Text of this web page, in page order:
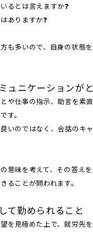
るとは言えますか❓
ありますか❓
も多いので、自身の状態
ュニケーションが
や仕事の指示、助言を素
す。
いのではなく、会話のキ
意味を考えて、その答え
ることが問われます。
て勤められること
を見極めた上で、就労先